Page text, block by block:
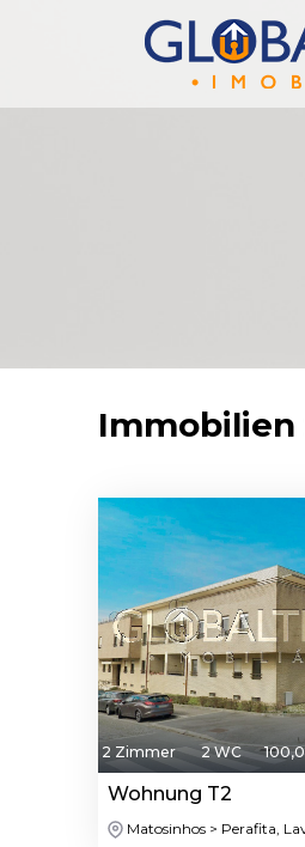
Immobilien
2 Zimmer 2 WC
Wohnung T2
Matosinhos > Perafita,